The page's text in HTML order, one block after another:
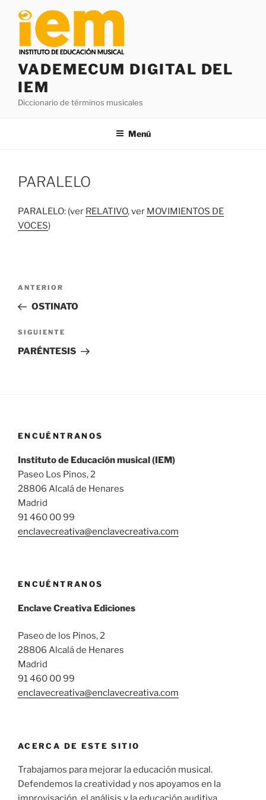
contenido
VADEMECUM DIGITAL DEL
IEM
Diccionario de términos musicales
Menú
PARALELO
PARALELO: (ver RELATIVO, ver MOVIMIENTOS DE
VOCES)
Navegación
entradas
Entrada
anterior:
ANTERIOR
OSTINATO
Siguiente
entrada
SIGUIENTE
PARÉNTESIS
ENCUÉNTRANOS
Instituto de Educación musical (IEM)
Paseo Los Pinos, 2
28806 Alcalá de Henares
Madrid
91 460 00 99
enclavecreativa@enclavecreativa.com
ENCUÉNTRANOS
Enclave Creativa Ediciones
Paseo de los Pinos, 2
28806 Alcalá de Henares
Madrid
91 460 00 99
enclavecreativa@enclavecreativa.com
ACERCA DE ESTE SITIO
Trabajamos para mejorar la educación musical.
Defendemos la creatividad y nos apoyamos en la